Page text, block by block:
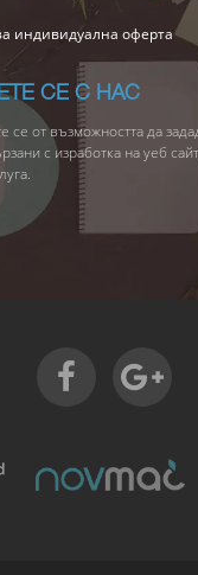
индивидуална оферта
СЕ С НАС
се от възможността да
с изработка на уеб